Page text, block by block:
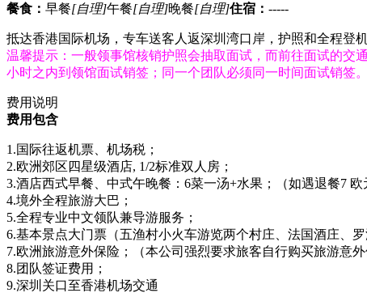
餐食： 早餐[自理]午餐[自理]晚餐[自理]住宿： -----
抵达香港国际机场，专车送客人返深圳湾口岸，护照和全程登
温馨提示：一般领事馆核销护照会抽取面试，而前往面试的交
小时之内到领馆面试销签；同一个团队必须同一时间面试销签
费用说明
费用包含
1.国际往返机票、机场税；
2.欧洲郊区四星级酒店, 1/2标准双人房；
3.酒店西式早餐、中式午晚餐：6菜一汤+水果；（如遇退餐7
4.境外全程旅游大巴；
5.全程专业中文领队兼导游服务；
6.基本景点大门票（五渔村小火车游览两个村庄、法国酒庄、
7.欧洲旅游意外保险；（本公司强烈要求旅客自行购买旅游意
8.团队签证费用；
9.深圳关口至香港机场交通